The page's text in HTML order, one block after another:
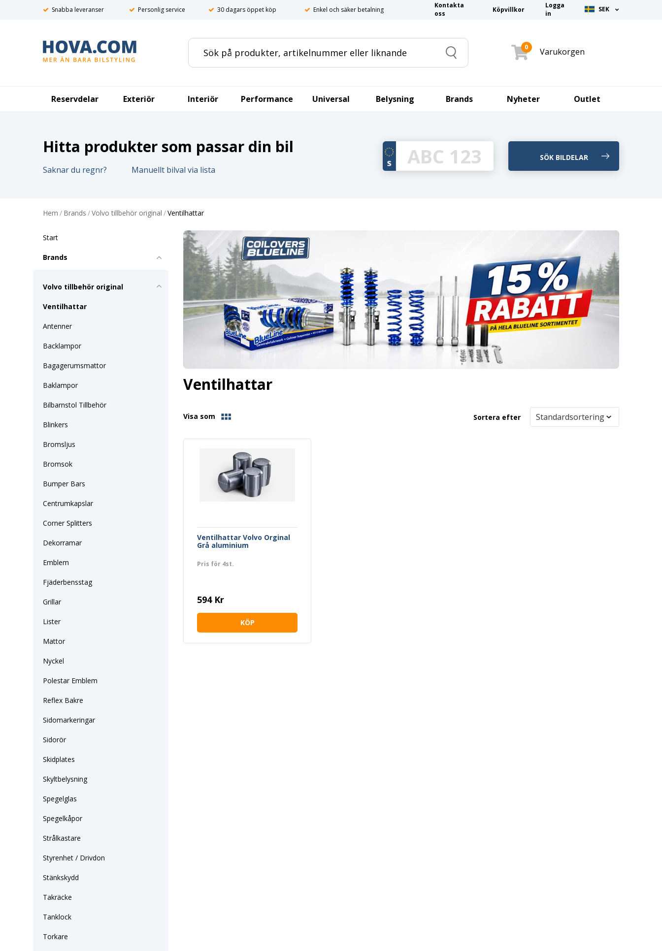
Snabba leveranser Personlig service 30 dagars öppet köp Enkel och säker betalning
Kontakta
oss
Köpvillkor
Logga
in
SEK
Search
0 Varukorgen
Reservdelar Exteriör Interiör Performance Universal Belysning Brands Nyheter Outlet
Hitta produkter som passar din bil
Saknar du regnr? Manuellt bilval via lista
Hem / Brands /Volvo tillbehör original /Ventilhattar
Start
Brands
Volvo tillbehör original
Ventilhattar
Antenner
Backlampor
Bagagerumsmattor
Baklampor
Bilbarnstol Tillbehör
Blinkers
Bromsljus
Bromsok
Bumper Bars
Centrumkapslar
Corner Splitters
Dekorramar
Emblem
Fjäderbensstag
Grillar
Lister
Mattor
Nyckel
Polestar Emblem
Reflex Bakre
Sidomarkeringar
Sidorör
Skidplates
Skyltbelysning
Spegelglas
Spegelkåpor
Strålkastare
Styrenhet / Drivdon
Stänkskydd
Takräcke
Tanklock
Torkare
Ventilhattar
Visa som Sortera efter
Ventilhattar Volvo Orginal
Grå aluminium
Pris för 4st.
594 Kr
KÖP